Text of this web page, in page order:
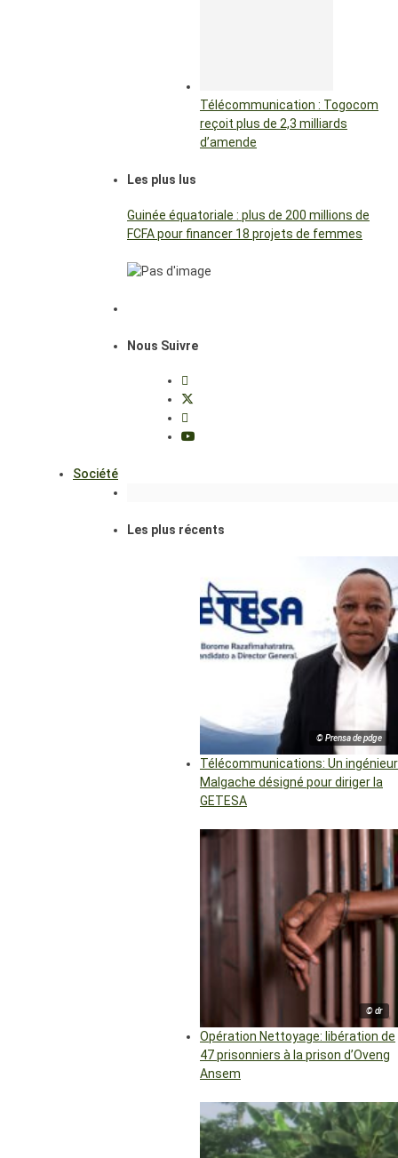
Télécommunication : Togocom
reçoit plus de 2,3 milliards
d’amende
Les plus lus
Guinée équatoriale : plus de 200 millions de
FCFA pour financer 18 projets de femmes
Nous Suivre
Société
Les plus récents
© Prensa de pdge
Télécommunications: Un ingénieur
Malgache désigné pour diriger la
GETESA
© dr
Opération Nettoyage: libération de
47 prisonniers à la prison d’Oveng
Ansem